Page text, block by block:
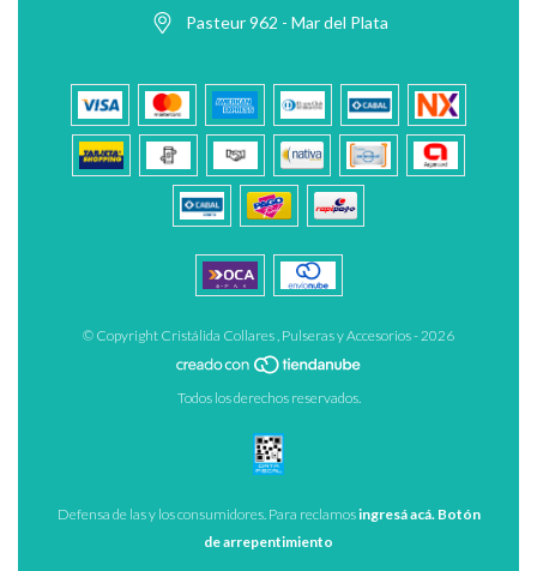
Pasteur 962 - Mar del Plata
© Copyright Cristálida Collares , Pulseras y Accesorios - 2026
Todos los derechos reservados.
Defensa de las y los consumidores. Para reclamosingresá acá. Botón
de arrepentimiento